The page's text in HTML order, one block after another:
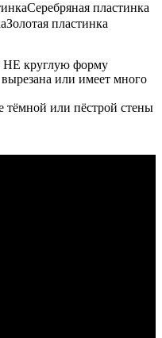
Серебряная пластинка
Золотая пластинка
круглую форму
или имеет много
тёмной или пёстрой стены